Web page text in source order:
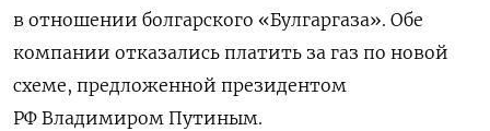
в отношении болгарского «Булгаргаза». Обе
компании отказались платить за газ по новой
схеме, предложенной президентом
РФ Владимиром Путиным.